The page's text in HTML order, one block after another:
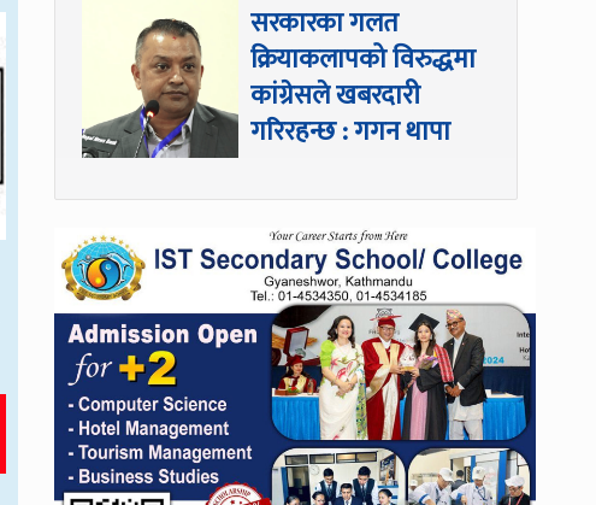
सरकारका गलत
क्रियाकलापको विरुद्धमा
कांग्रेसले खबरदारी
गरिरहन्छ : गगन थापा